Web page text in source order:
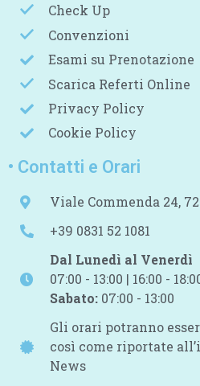
Check Up
Convenzioni
Esami su Prenotazione
Scarica Referti Online
Privacy Policy
Cookie Policy
• Contatti e Orari
Viale Commenda 24,
+39 0831 52 1081
Dal Lunedì al Venerdì
07:00 - 13:00 | 16:00 -
Sabato: 07:00 - 13:00
Gli orari potranno
così come riportate
News